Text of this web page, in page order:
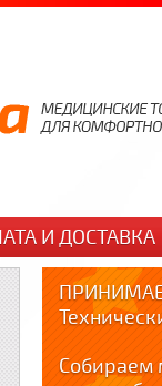
И ДОСТАВКА
Собираем